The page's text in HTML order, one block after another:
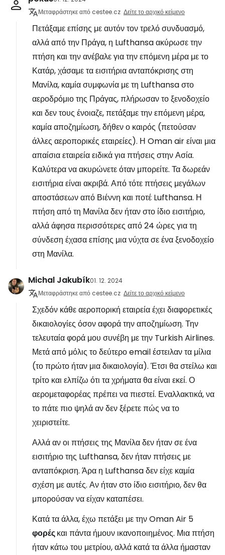
Μεταφράστηκε από cestee.cz Δείτε το αρχικό κείμενο
Πετάξαμε επίσης με αυτόν τον τρελό συνδυασμό,
αλλά από την Πράγα, η Lufthansa ακύρωσε την
πτήση και την ανέβαλε για την επόμενη μέρα με το
Κατάρ, χάσαμε τα εισιτήρια ανταπόκρισης στη
Μανίλα, καμία συμφωνία με τη Lufthansa στο
αεροδρόμιο της Πράγας, πλήρωσαν το ξενοδοχείο
και δεν τους ένοιαζε, πετάξαμε την επόμενη μέρα,
καμία αποζημίωση, δήθεν ο καιρός (πετούσαν
άλλες αεροπορικές εταιρείες). Η Oman air είναι μια
απαίσια εταιρεία ειδικά για πτήσεις στην Ασία.
Καλύτερα να ακυρώνετε όταν μπορείτε. Τα δωρεάν
εισιτήρια είναι ακριβά. Από τότε πτήσεις μεγάλων
αποστάσεων από Βιέννη και ποτέ Lufthansa. Η
πτήση από τη Μανίλα δεν ήταν στο ίδιο εισιτήριο,
αλλά άφησα περισσότερες από 24 ώρες για τη
σύνδεση έχασα επίσης μια νύχτα σε ένα ξενοδοχείο
στη Μανίλα.
Michal Jakubík01. 12. 2024
Μεταφράστηκε από cestee.cz Δείτε το αρχικό κείμενο
Σχεδόν κάθε αεροπορική εταιρεία έχει διαφορετικές
δικαιολογίες όσον αφορά την αποζημίωση. Την
τελευταία φορά μου συνέβη με την Turkish Airlines.
Μετά από μόλις το δεύτερο email έστειλαν τα μίλια
(το πρώτο ήταν μια δικαιολογία). Έτσι θα στείλω και
τρίτο και ελπίζω ότι τα χρήματα θα είναι εκεί. Ο
αερομεταφορέας πρέπει να πιεστεί. Εναλλακτικά, να
το πάτε πιο ψηλά αν δεν ξέρετε πώς να το
χειριστείτε.
Αλλά αν οι πτήσεις της Μανίλα δεν ήταν σε ένα
εισιτήριο της Lufthansa, δεν ήταν πτήσεις με
ανταπόκριση. Άρα η Lufthansa δεν είχε καμία
σχέση με αυτές. Αν ήταν στο ίδιο εισιτήριο, δεν θα
μπορούσαν να είχαν καταπέσει.
Κατά τα άλλα, έχω πετάξει με την Oman Air 5
φορέςκαι πάντα ήμουν ικανοποιημένος. Μια πτήση
ήταν κάτω του μετρίου, αλλά κατά τα άλλα ήμασταν